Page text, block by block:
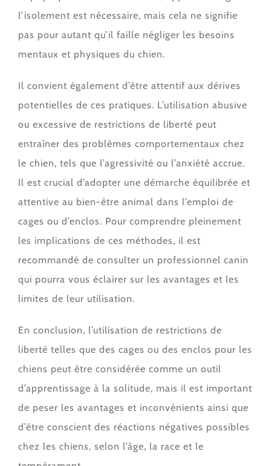
l’isolement est nécessaire, mais cela ne signifie
pas pour autant qu’il faille négliger les besoins
mentaux et physiques du chien.
Il convient également d’être attentif aux dérives
potentielles de ces pratiques. L’utilisation abusive
ou excessive de restrictions de liberté peut
entraîner des problèmes comportementaux chez
le chien, tels que l’agressivité ou l’anxiété accrue.
Il est crucial d’adopter une démarche équilibrée et
attentive au bien-être animal dans l’emploi de
cages ou d’enclos. Pour comprendre pleinement
les implications de ces méthodes, il est
recommandé de consulter un professionnel canin
qui pourra vous éclairer sur les avantages et les
limites de leur utilisation.
En conclusion, l’utilisation de restrictions de
liberté telles que des cages ou des enclos pour les
chiens peut être considérée comme un outil
d’apprentissage à la solitude, mais il est important
de peser les avantages et inconvénients ainsi que
d’être conscient des réactions négatives possibles
chez les chiens, selon l’âge, la race et le